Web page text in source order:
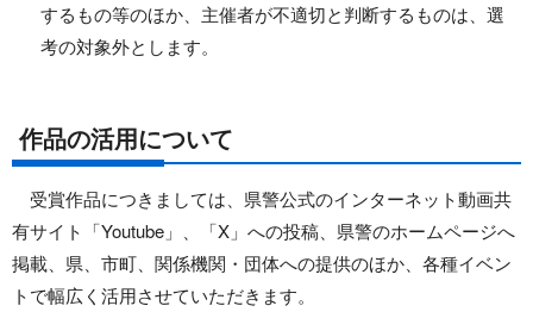
するもの等のほか、主催者が不適切と判断するものは、選
考の対象外とします。
作品の活用について
受賞作品につきましては、県警公式のインターネット動画共
有サイト「Youtube」、「X」への投稿、県警のホームページへ
掲載、県、市町、関係機関・団体への提供のほか、各種イベン
トで幅広く活用させていただきます。